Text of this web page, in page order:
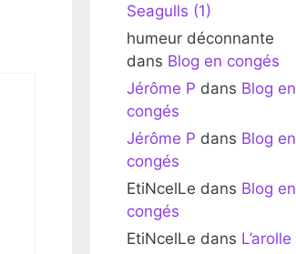
Seagulls (1)
humeur déconnante
dans Blog en congés
Jérôme P dans Blog en
congés
Jérôme P dans Blog en
congés
EtiNcelLe dans Blog en
congés
EtiNcelLe dans L’arolle